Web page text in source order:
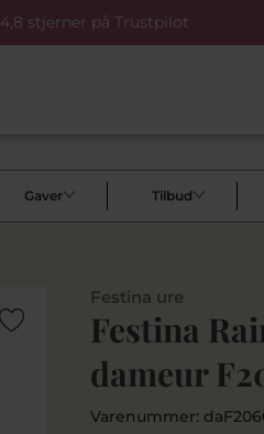
4,8 stjerner på Trustpilot
Gaver Tilbud
Festina ure
Festina
dameur
Varenummer: